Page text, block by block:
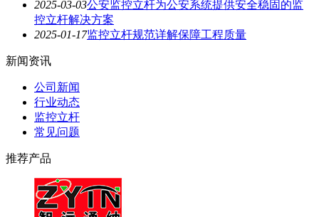
2025-03-03公安监控立杆为公安系统提供安全稳固的监
控立杆解决方案
2025-01-17监控立杆规范详解保障工程质量
新闻资讯
公司新闻
行业动态
监控立杆
常见问题
推荐产品